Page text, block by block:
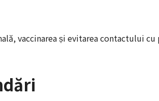
vaccinarea și evitarea contactului cu